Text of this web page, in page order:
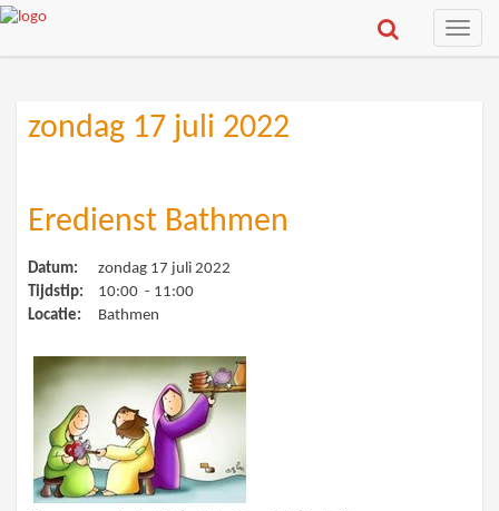
Toggle
zondag 17 juli 2022
Eredienst Bathmen
Datum:
zondag 17 juli 2022
Tijdstip:
10:00 - 11:00
Locatie:
Bathmen